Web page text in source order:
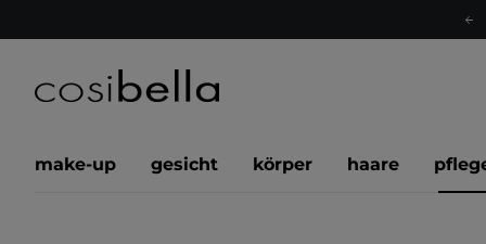
make-up gesicht körper haare